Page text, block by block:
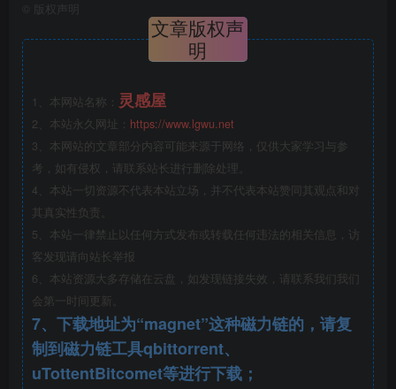
交付标准-建筑、结构、室内.png
交付标准——园区交通、景观、管理及标识系统.png
版权声明
文章版权声
明
1、本网站名称： 灵感屋
2、本站永久网址： https://www.lgwu.net
3、本网站的文章部分内容可能来源于网络，仅供大家学习与参
考，如有侵权，请联系站长进行删除处理。
4、本站一切资源不代表本站立场，并不代表本站赞同其观点和对
其真实性负责。
5、本站一律禁止以任何方式发布或转载任何违法的相关信息，访
客发现请向站长举报
6、本站资源大多存储在云盘，如发现链接失效，请联系我们我们
会第一时间更新。
7、下载地址为“magnet”这种磁力链的，请复
制到磁力链工具qbittorrent、
uTottentBitcomet等进行下载；